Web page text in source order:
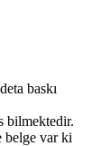
baskı
bilmektedir.
belge var ki